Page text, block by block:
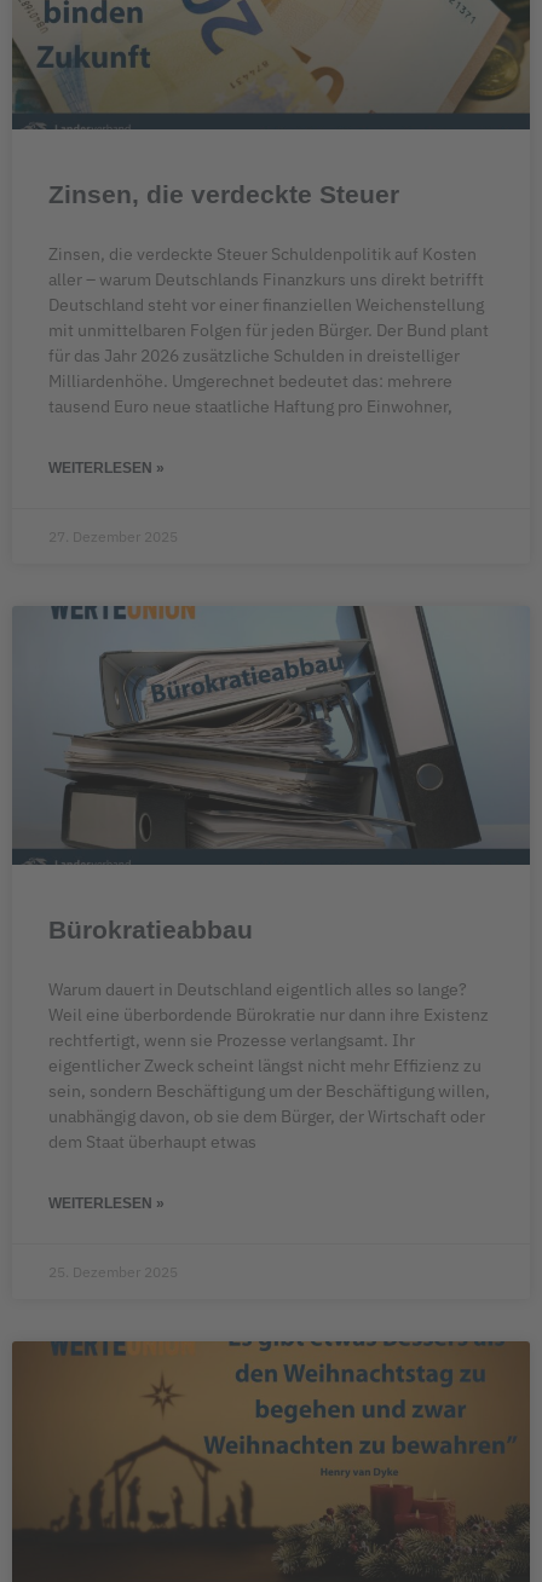
Zinsen, die verdeckte Steuer
Zinsen, die verdeckte Steuer Schuldenpolitik auf Kosten
aller – warum Deutschlands Finanzkurs uns direkt betrifft
Deutschland steht vor einer finanziellen Weichenstellung
mit unmittelbaren Folgen für jeden Bürger. Der Bund plant
für das Jahr 2026 zusätzliche Schulden in dreistelliger
Milliardenhöhe. Umgerechnet bedeutet das: mehrere
tausend Euro neue staatliche Haftung pro Einwohner,
WEITERLESEN »
27. Dezember 2025
Bürokratieabbau
Warum dauert in Deutschland eigentlich alles so lange?
Weil eine überbordende Bürokratie nur dann ihre Existenz
rechtfertigt, wenn sie Prozesse verlangsamt. Ihr
eigentlicher Zweck scheint längst nicht mehr Effizienz zu
sein, sondern Beschäftigung um der Beschäftigung willen,
unabhängig davon, ob sie dem Bürger, der Wirtschaft oder
dem Staat überhaupt etwas
WEITERLESEN »
25. Dezember 2025